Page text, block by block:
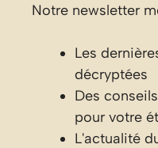
Notre newsletter
Les
décryptées
Des
pour votre
L'actualité